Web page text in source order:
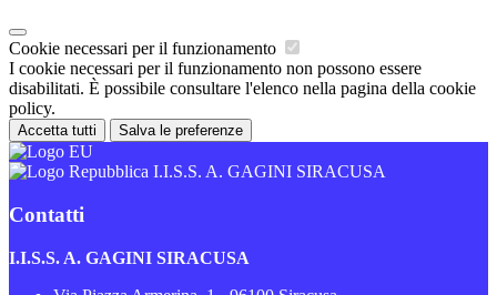
Cookie necessari per il funzionamento
I cookie necessari per il funzionamento non possono essere
disabilitati. È possibile consultare l'elenco nella pagina della cookie
policy.
Accetta tutti Salva le preferenze
I.I.S.S. A. GAGINI SIRACUSA
Contatti
I.I.S.S. A. GAGINI SIRACUSA